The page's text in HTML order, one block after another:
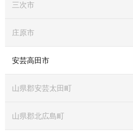
三次市
庄原市
安芸高田市
山県郡安芸太田町
山県郡北広島町